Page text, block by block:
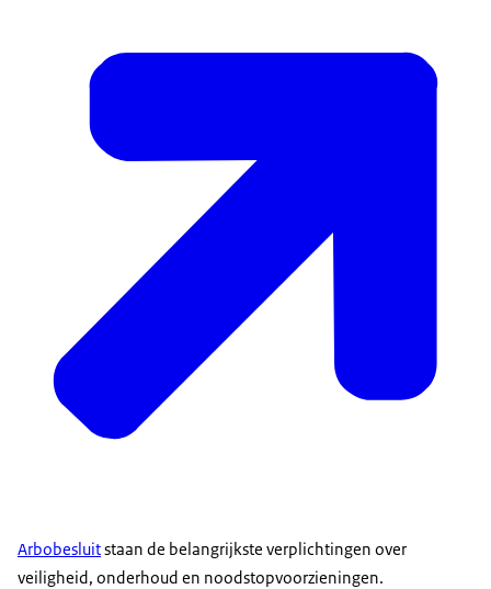
Arbobesluitstaan de belangrijkste verplichtingen over
veiligheid, onderhoud en noodstopvoorzieningen.